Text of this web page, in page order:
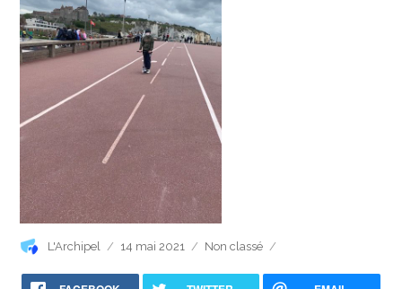
Auteur
L'Archipel
Publié
14 mai 2021 Catégories
Non classé